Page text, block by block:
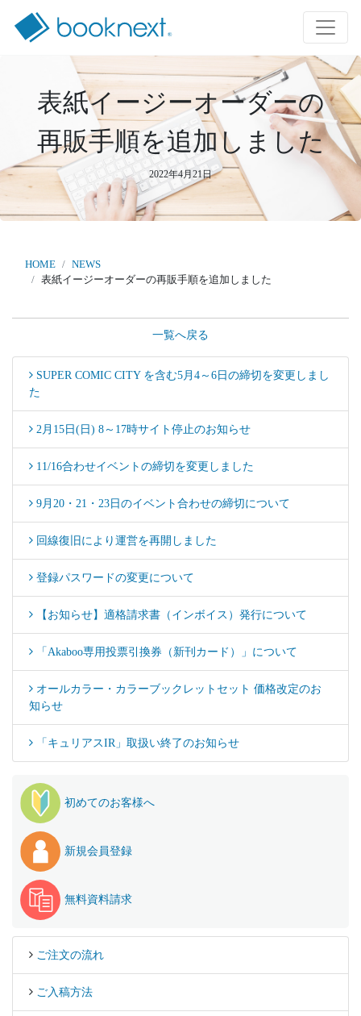
表紙イージーオーダーの
再販手順を追加しました
2022年4月21日
HOME
NEWS
表紙イージーオーダーの再販手順を追加しました
一覧へ戻る
SUPER COMIC CITY を含む5月4～6日の締切を変更しまし
た
2月15日(日) 8～17時サイト停止のお知らせ
11/16合わせイベントの締切を変更しました
9月20・21・23日のイベント合わせの締切について
回線復旧により運営を再開しました
登録パスワードの変更について
【お知らせ】適格請求書（インボイス）発行について
「Akaboo専用投票引換券（新刊カード）」について
オールカラー・カラーブックレットセット 価格改定のお
知らせ
「キュリアスIR」取扱い終了のお知らせ
初めてのお客様へ
新規会員登録
無料資料請求
ご注文の流れ
ご入稿方法